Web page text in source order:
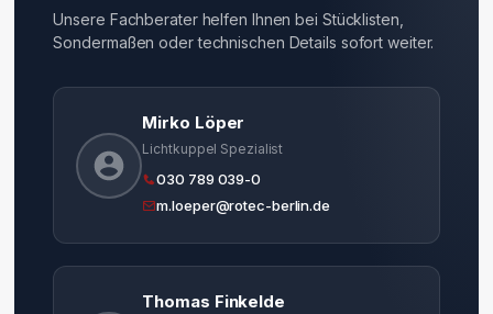
Unsere Fachberater helfen Ihnen bei Stücklisten,
Sondermaßen oder technischen Details sofort weiter.
Mirko Löper
Lichtkuppel Spezialist
030 789 039-0
m.loeper@rotec-berlin.de
Thomas Finkelde